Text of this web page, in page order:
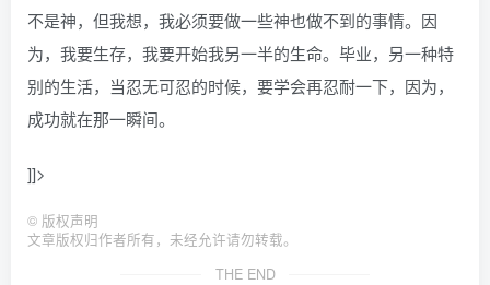
不是神，但我想，我必须要做一些神也做不到的事情。因
为，我要生存，我要开始我另一半的生命。毕业，另一种特
别的生活，当忍无可忍的时候，要学会再忍耐一下，因为，
成功就在那一瞬间。
]]>
© 版权声明
文章版权归作者所有，未经允许请勿转载。
THE END